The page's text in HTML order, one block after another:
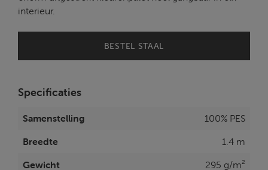
interieur.
BESTEL STAAL
Specificaties
Samenstelling
100% PES
Breedte
1.4 m
Gewicht
295 g/m²